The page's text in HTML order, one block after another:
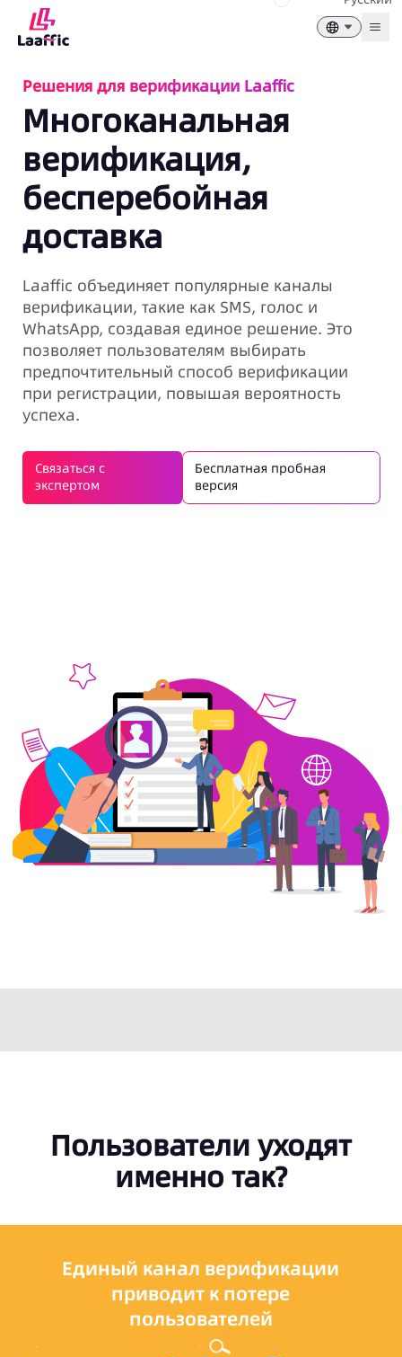
Решения для верификации Laaffic
Многоканальная
верификация,
бесперебойная
доставка
Laaffic объединяет популярные каналы
верификации, такие как SMS, голос и
WhatsApp, создавая единое решение. Это
позволяет пользователям выбирать
предпочтительный способ верификации
при регистрации, повышая вероятность
успеха.
Связаться с
экспертом
Бесплатная пробная
версия
Пользователи уходят
именно так?
Единый канал верификации
приводит к потере
пользователей